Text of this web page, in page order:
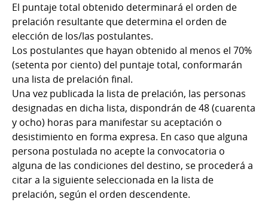
El puntaje total obtenido determinará el orden de
prelación resultante que determina el orden de
elección de los/las postulantes.
Los postulantes que hayan obtenido al menos el 70%
(setenta por ciento) del puntaje total, conformarán
una lista de prelación final.
Una vez publicada la lista de prelación, las personas
designadas en dicha lista, dispondrán de 48 (cuarenta
y ocho) horas para manifestar su aceptación o
desistimiento en forma expresa. En caso que alguna
persona postulada no acepte la convocatoria o
alguna de las condiciones del destino, se procederá a
citar a la siguiente seleccionada en la lista de
prelación, según el orden descendente.